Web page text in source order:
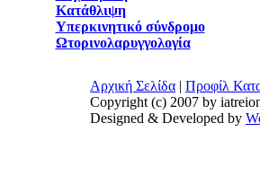
Κατάθλιψη
Υπερκινητικό σύνδρομο
Ωτορινολαρυγγολογία
Αρχική Σελίδα | Προφίλ
Copyright (c) 2007 by
Designed & Developed by